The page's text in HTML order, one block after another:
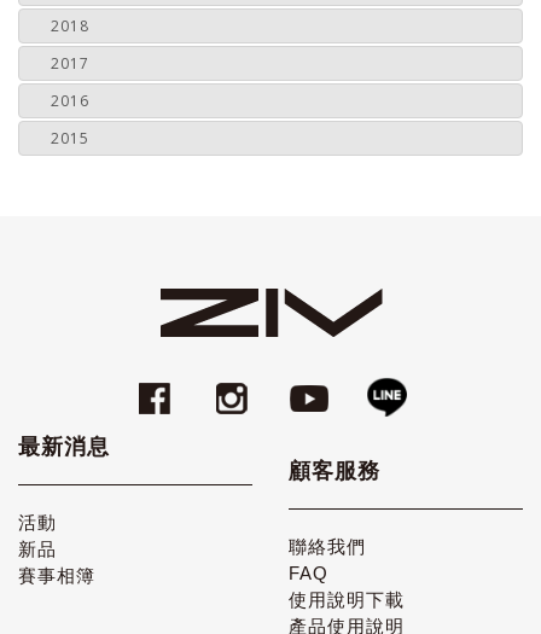
2018
2017
2016
2015
最新消息
活動
新品
賽事相簿
顧客服務
聯絡我們
FAQ
使用說明下載
產品使用說明